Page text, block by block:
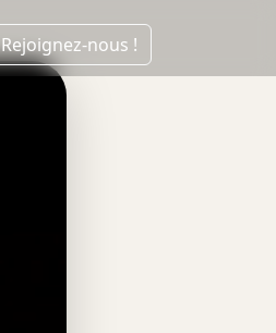
Rejoignez-nous !